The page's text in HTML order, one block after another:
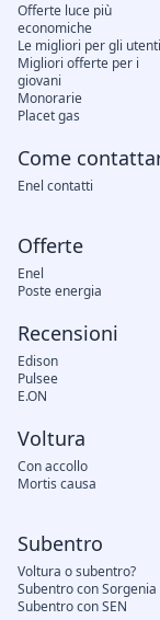
Offerte luce più
economiche
Le migliori per gli utenti
Migliori offerte per i
giovani
Monorarie
Placet gas
Come
Enel contatti
Offerte
Enel
Poste energia
Recensioni
Edison
Pulsee
E.ON
Voltura
Con accollo
Mortis causa
Subentro
Voltura o subentro?
Subentro con Sorgenia
Subentro con SEN